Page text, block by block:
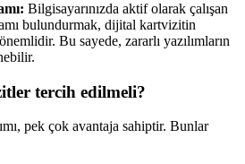
Bilgisayarınızda aktif olarak çalışan
bulundurmak, dijital kartvizitin
Bu sayede, zararlı yazılımların
tercih edilmeli?
pek çok avantaja sahiptir. Bunlar